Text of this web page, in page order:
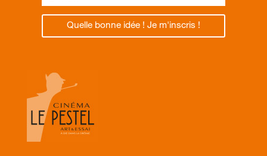
Quelle bonne idée ! Je m'inscris !